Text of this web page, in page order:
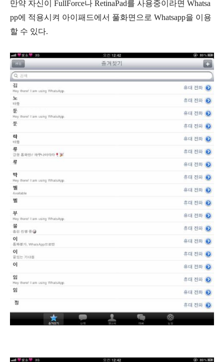
만약 자신이 FullForce나 RetinaPad를 사용중이라면 Whatsa
pp에 적용시켜 아이패드에서 풀화면으로 Whatsapp을 이용
할 수 있다.